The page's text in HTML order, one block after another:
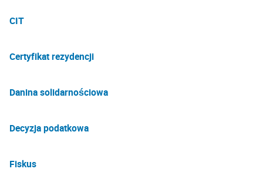
CIT
Certyfikat rezydencji
Danina solidarnościowa
Decyzja podatkowa
Fiskus